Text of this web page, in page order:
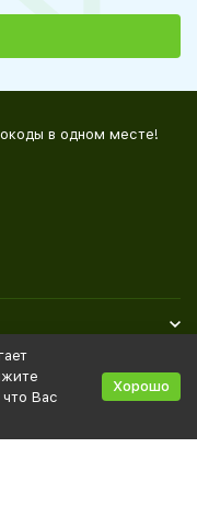
в одном месте!
сайта
Вас
Хорошо